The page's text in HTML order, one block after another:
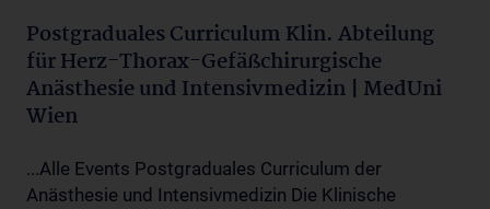
Postgraduales Curriculum Klin. Abteilung
für Herz-Thorax-Gefäßchirurgische
Anästhesie und Intensivmedizin | MedUni
Wien
...Alle Events Postgraduales Curriculum der
Anästhesie und Intensivmedizin Die Klinische